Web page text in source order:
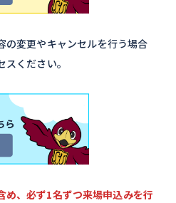
変更やキャンセルを行う場合
ください。
め、必ず1名ずつ来場申込みを行